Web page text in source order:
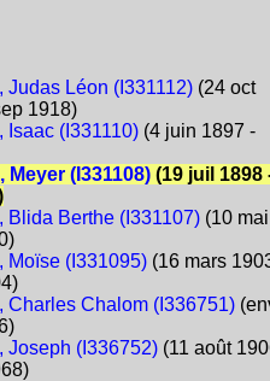
Judas Léon (I331112)(24 oct
1918)
Isaac (I331110)(4 juin 1897 -
Meyer (I331108)(19 juil 1898
Blida Berthe (I331107)(10 mai
Moïse (I331095)(16 mars
Charles Chalom (I336751)
Joseph (I336752)(11 août